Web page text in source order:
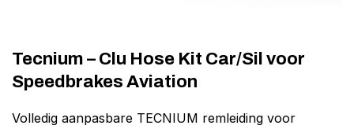
Tecnium – Clu Hose Kit Car/Sil voor
Speedbrakes Aviation
Volledig aanpasbare TECNIUM remleiding voor